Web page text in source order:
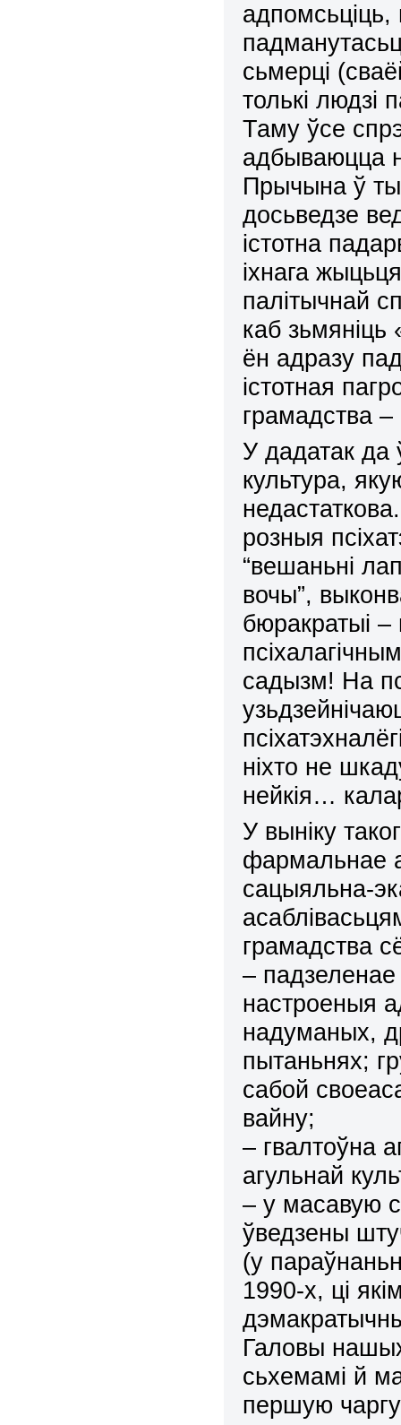
адпомсьціць,
сьмерці
толькі людзі
Таму ўсе
адбываюцца
Прычына ў
досьведзе
істотна
іхнага
палітычнай
каб зьмяніць
ён адразу
істотная
грамадства –
У дадатак да
культура,
розныя
“вешаньні
вочы”,
бюракратыі
псіхала
садызм! На
ніхто не
нейкія…
У выніку
фармальнае
сацыяльна-
грамадства
– падзеленае
настроеныя
надуманых,
пытаньнях;
сабой
вайну;
– гвалтоўна
агульнай
–у масавую
ўведзены
(у
1990-х, ці
Галовы
сьхемамі й
першую